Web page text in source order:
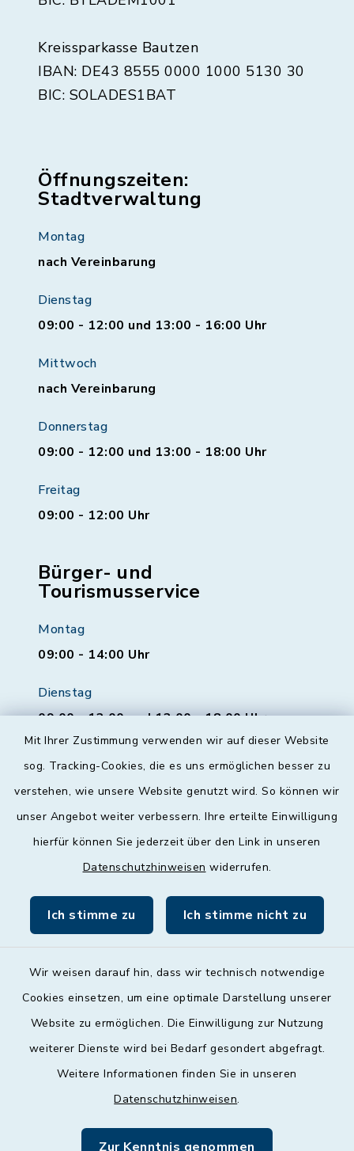
Mit Ihrer Zustimmung verwenden wir auf dieser Website
sog. Tracking-Cookies, die es uns ermöglichen besser zu
verstehen, wie unsere Website genutzt wird. So können wir
unser Angebot weiter verbessern. Ihre erteilte Einwilligung
hierfür können Sie jederzeit über den Link in unseren
Datenschutzhinweisen widerrufen.
Ich stimme zu Ich stimme nicht zu
Wir weisen darauf hin, dass wir technisch notwendige
Cookies einsetzen, um eine optimale Darstellung unserer
Website zu ermöglichen. Die Einwilligung zur Nutzung
weiterer Dienste wird bei Bedarf gesondert abgefragt.
Weitere Informationen finden Sie in unseren
Datenschutzhinweisen.
Zur Kenntnis genommen
Kreissparkasse Bautzen
IBAN: DE43 8555 0000 1000 5130 30
BIC: SOLADES1BAT
Öffnungszeiten:
Stadtverwaltung
Montag
nach Vereinbarung
Dienstag
09:00 - 12:00 und 13:00 - 16:00 Uhr
Mittwoch
nach Vereinbarung
Donnerstag
09:00 - 12:00 und 13:00 - 18:00 Uhr
Freitag
09:00 - 12:00 Uhr
Bürger- und
Tourismusservice
Montag
09:00 - 14:00 Uhr
Dienstag
09:00 - 12:00 und 13:00 - 18:00 Uhr
Donnerstag
09:00 - 12:00 und 13:00 - 18:00 Uhr
09:00 - 12:00 Uhr
Barrierefreiheit